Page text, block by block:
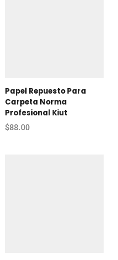
Papel Repuesto Para
Carpeta Norma
Profesional Kiut
$88.00